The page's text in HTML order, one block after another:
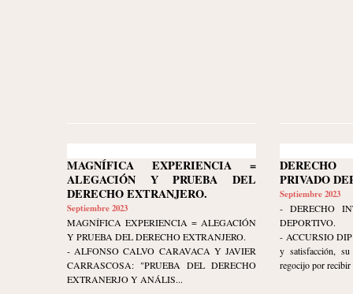
MAGNÍFICA EXPERIENCIA =
ALEGACIÓN Y PRUEBA DEL
DERECHO EXTRANJERO.
Septiembre 2023
MAGNÍFICA EXPERIENCIA = ALEGACIÓN
Y PRUEBA DEL DERECHO EXTRANJERO.
- ALFONSO CALVO CARAVACA Y JAVIER
CARRASCOSA: "PRUEBA DEL DERECHO
EXTRANERJO Y ANÁLIS...
PRIVADO
Septiembre 2023
- DERECHO
DEPORTIVO.
- ACCURSIO DIP
y satisfacción,
regocijo por recibir